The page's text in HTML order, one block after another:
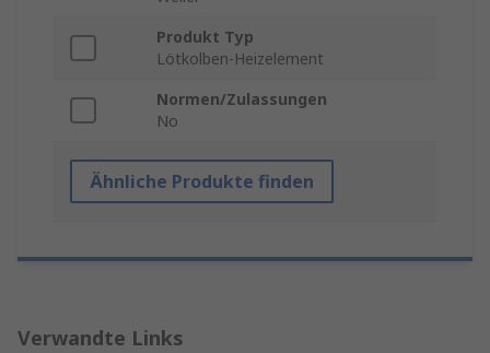
Produkt Typ
Lötkolben-Heizelement
Normen/Zulassungen
No
Ähnliche Produkte finden
Verwandte Links